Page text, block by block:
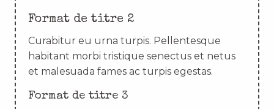
Format de titre 2
Curabitur eu urna turpis. Pellentesque
habitant morbi tristique senectus et netus
et malesuada fames ac turpis egestas.
Format de titre 3